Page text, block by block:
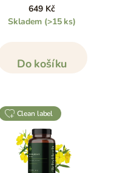
649 Kč
Skladem (>15 ks)
Do košíku
clean label